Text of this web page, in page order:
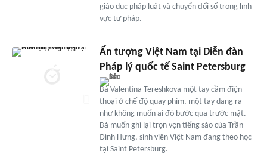
giáo dục pháp luật và chuyển đổi số trong lĩnh
vực tư pháp.
Ấn tượng Việt Nam tại Diễn đàn
Pháp lý quốc tế Saint Petersburg
Bà Valentina Tereshkova một tay cầm điện
thoại ở chế độ quay phim, một tay dang ra
như không muốn ai đó bước qua trước mặt.
Bà muốn ghi lại trọn vẹn tiếng sáo của Trần
Đình Hưng, sinh viên Việt Nam đang theo học
tại Saint Petersburg.